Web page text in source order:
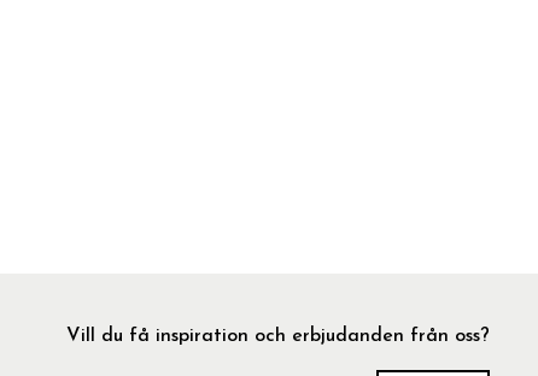
Vill du få inspiration och erbjudanden från oss?